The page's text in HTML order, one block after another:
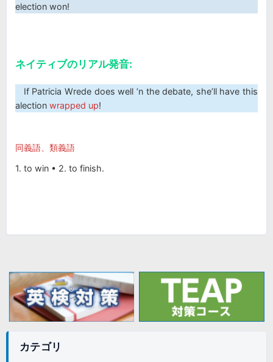
election won!
ネイティブのリアル発音:
If Patricia Wrede does well ’n the debate, she’ll have this
alection wrapped up!
同義語、類義語
1. to win • 2. to finish.
カテゴリ